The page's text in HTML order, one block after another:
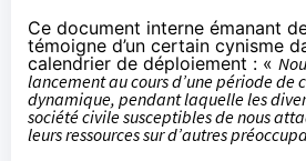
Ce document interne émanant
témoigne d’un certain cynisme
calendrier de déploiement : «
lancement au cours d’une période de
dynamique, pendant laquelle les
société civile susceptibles de nous
leurs ressources sur d’autres